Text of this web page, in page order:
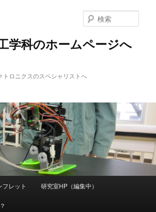
学科のホームページへ
トロニクスのスペシャリストへ
索
レット 研究室HP（編集中）